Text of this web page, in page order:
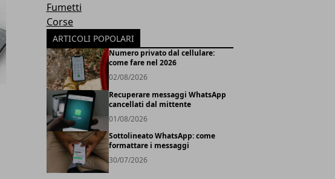
Fumetti
Corse
ARTICOLI POPOLARI
Numero privato dal cellulare:
come fare nel 2026
02/08/2026
Recuperare messaggi WhatsApp
cancellati dal mittente
01/08/2026
Sottolineato WhatsApp: come
formattare i messaggi
30/07/2026